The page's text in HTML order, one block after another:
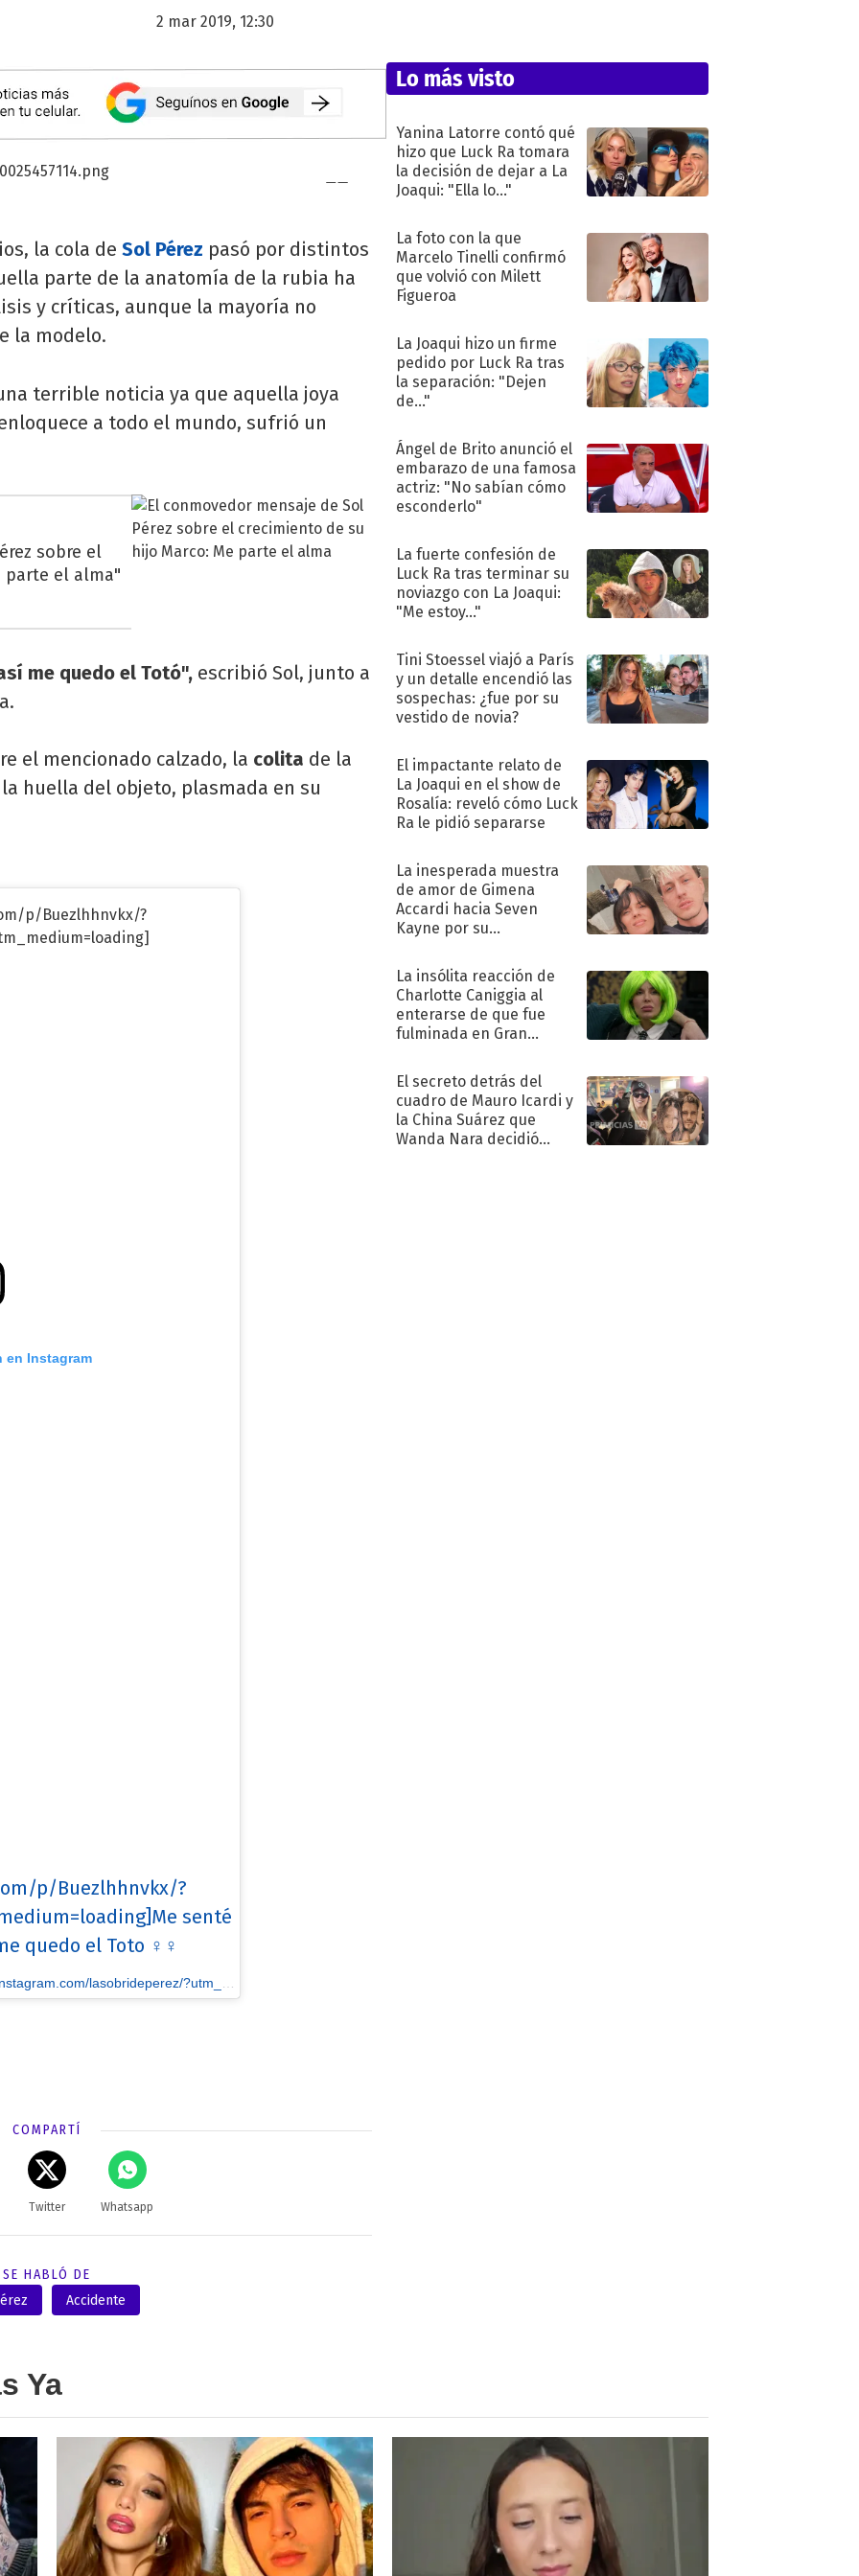
2 mar 2019, 12:30
la cola de Sol Pérez pasó por distintos
parte de la anatomía de la rubia ha
y críticas, aunque la mayoría no
la modelo.
terrible noticia ya que aquella joya
a todo el mundo, sufrió un
sobre el
parte el alma"
me quedo el Totó", escribió Sol, junto a
el mencionado calzado, la colita de la
huella del objeto, plasmada en su
p/Buezlhhnvkx/?
en Instagram
p/Buezlhhnvkx/?
senté
quedo el Toto ♀️♀️
?utm_source=ig_embed&utm_medium=loading] Solci Perez #lachicadelclima
COMPARTÍ
Twitter Whatsapp
SE HABLÓ DE
Accidente
Lo más visto
Yanina Latorre contó qué
hizo que Luck Ra tomara
la decisión de dejar a La
Joaqui: "Ella lo..."
La foto con la que
Marcelo Tinelli confirmó
que volvió con Milett
Figueroa
La Joaqui hizo un firme
pedido por Luck Ra tras
la separación: "Dejen
de..."
Ángel de Brito anunció el
embarazo de una famosa
actriz: "No sabían cómo
esconderlo"
La fuerte confesión de
Luck Ra tras terminar su
noviazgo con La Joaqui:
"Me estoy..."
Tini Stoessel viajó a París
y un detalle encendió las
sospechas: ¿fue por su
vestido de novia?
El impactante relato de
La Joaqui en el show de
Rosalía: reveló cómo Luck
Ra le pidió separarse
La inesperada muestra
de amor de Gimena
Accardi hacia Seven
Kayne por su
La insólita reacción de
Charlotte Caniggia al
enterarse de que fue
fulminada en Gran
El secreto detrás del
cuadro de Mauro Icardi y
la China Suárez que
Wanda Nara decidió
Ya